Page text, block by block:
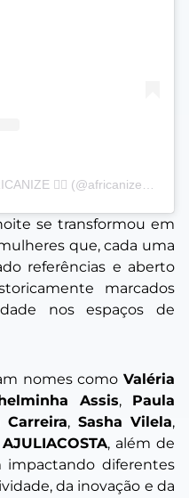
Um post compartilhado por AFRICANIZE ✊🏿 (@africanizeoficial)
se transformou em
que, cada uma
referências e aberto
marcados
nos espaços de
nomes como Valéria
Assis, Paula
Carreira, Sasha Vilela,
AJULIACOSTA, além de
impactando diferentes
da inovação e da